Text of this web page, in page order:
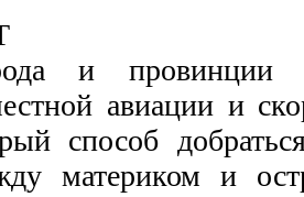
и провинции
авиации и
способ
материком и